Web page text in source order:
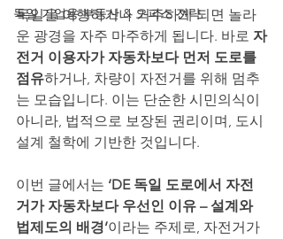
독일 기업용 부동산 & 오피스 전략
독일을 여행하거나 거주하게 되면 놀라
운 광경을 자주 마주하게 됩니다. 바로 자
전거 이용자가 자동차보다 먼저 도로를
점유하거나, 차량이 자전거를 위해 멈추
는 모습입니다. 이는 단순한 시민의식이
아니라, 법적으로 보장된 권리이며, 도시
설계 철학에 기반한 것입니다.
이번 글에서는 ‘DE 독일 도로에서 자전
거가 자동차보다 우선인 이유 – 설계와
법제도의 배경’이라는 주제로, 자전거가